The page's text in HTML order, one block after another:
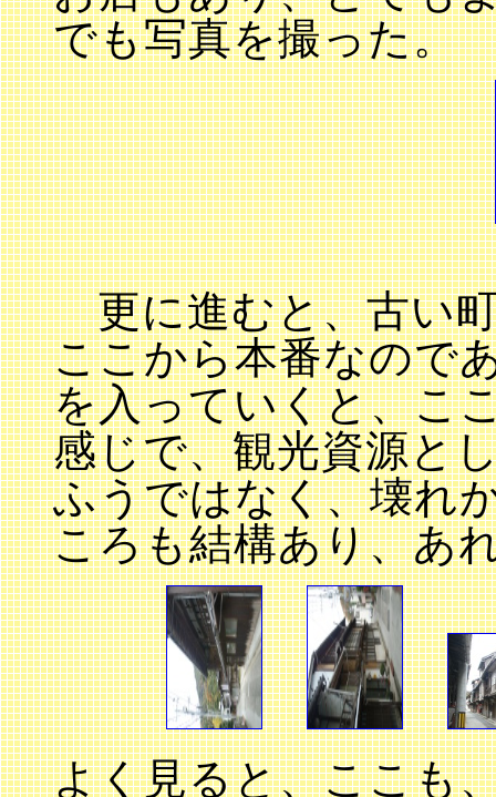
でも写真を撮った。
更に進むと、古い
ここから本番なので
を入っていくと、こ
感じで、観光資源と
ふうではなく、壊れ
ころも結構あり、あ
よく見ると、ここも